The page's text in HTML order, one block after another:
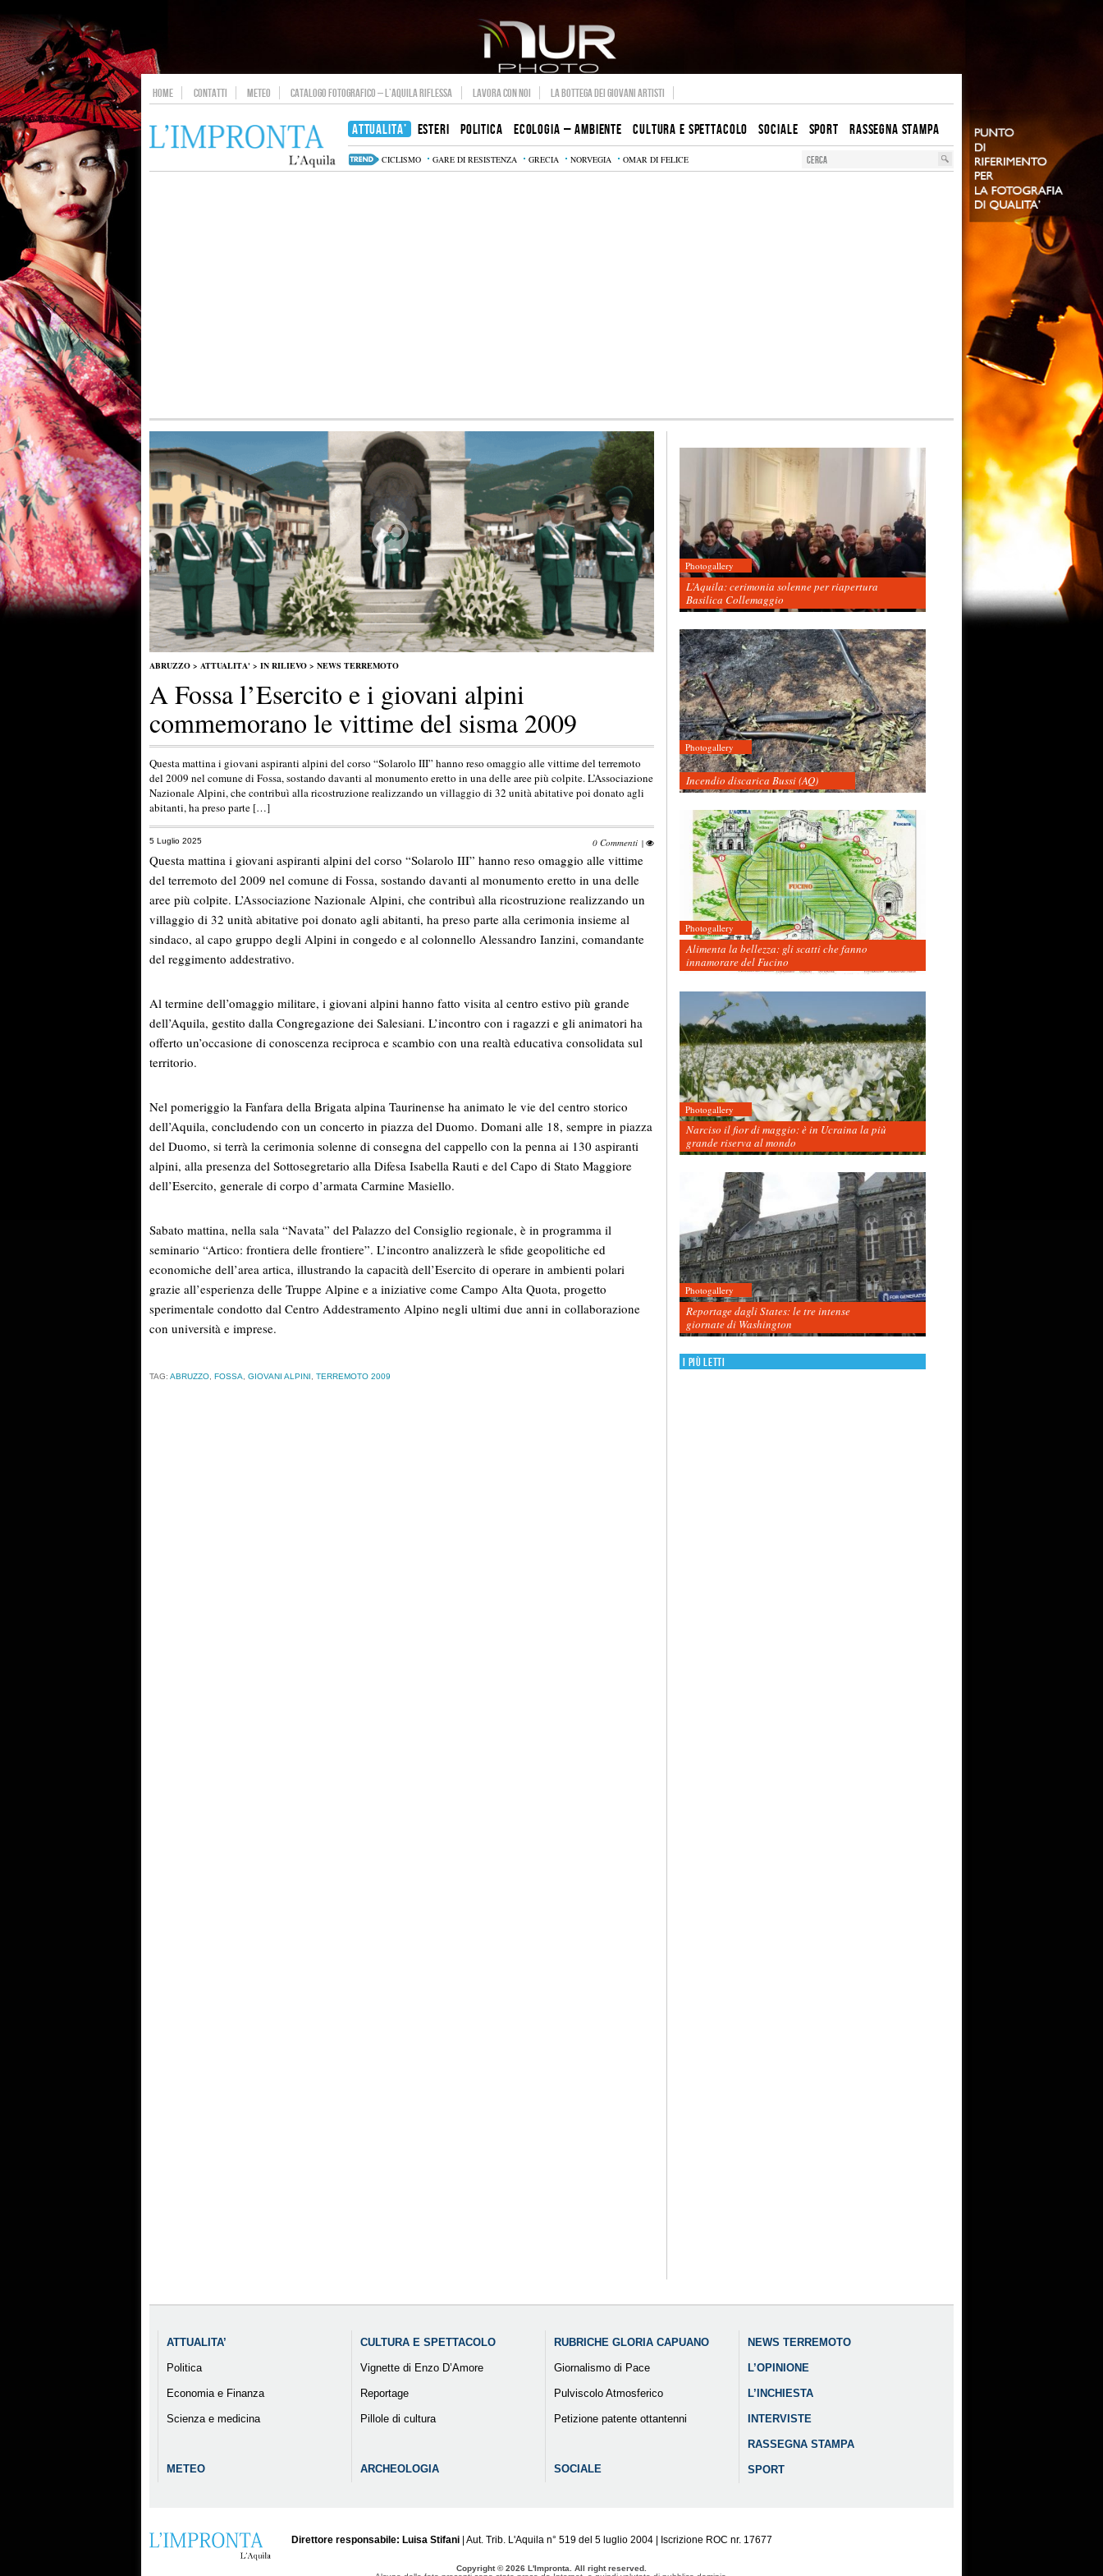
HOME CONTATTI METEO CATALOGO FOTOGRAFICO – L’AQUILA RIFLESSA LAVORA CON NOI LA BOTTEGA DEI GIOVANI ARTISTI
ATTUALITA’ ESTERI POLITICA ECOLOGIA – AMBIENTE CULTURA E SPETTACOLO SOCIALE SPORT RASSEGNA STAMPA
CICLISMO GARE DI RESISTENZA GRECIA NORVEGIA OMAR DI FELICE
ABRUZZO > ATTUALITA' > IN RILIEVO > NEWS TERREMOTO
A Fossa l’Esercito e i giovani alpini
commemorano le vittime del sisma 2009
Questa mattina i giovani aspiranti alpini del corso “Solarolo III” hanno reso omaggio alle vittime del terremoto
del 2009 nel comune di Fossa, sostando davanti al monumento eretto in una delle aree più colpite. L’Associazione
Nazionale Alpini, che contribuì alla ricostruzione realizzando un villaggio di 32 unità abitative poi donato agli
abitanti, ha preso parte […]
5 Luglio 2025 0 Commenti |
Questa mattina i giovani aspiranti alpini del corso “Solarolo III” hanno reso omaggio alle vittime
del terremoto del 2009 nel comune di Fossa, sostando davanti al monumento eretto in una delle
aree più colpite. L’Associazione Nazionale Alpini, che contribuì alla ricostruzione realizzando un
villaggio di 32 unità abitative poi donato agli abitanti, ha preso parte alla cerimonia insieme al
sindaco, al capo gruppo degli Alpini in congedo e al colonnello Alessandro Ianzini, comandante
del reggimento addestrativo.
Al termine dell’omaggio militare, i giovani alpini hanno fatto visita al centro estivo più grande
dell’Aquila, gestito dalla Congregazione dei Salesiani. L’incontro con i ragazzi e gli animatori ha
offerto un’occasione di conoscenza reciproca e scambio con una realtà educativa consolidata sul
territorio.
Nel pomeriggio la Fanfara della Brigata alpina Taurinense ha animato le vie del centro storico
dell’Aquila, concludendo con un concerto in piazza del Duomo. Domani alle 18, sempre in piazza
del Duomo, si terrà la cerimonia solenne di consegna del cappello con la penna ai 130 aspiranti
alpini, alla presenza del Sottosegretario alla Difesa Isabella Rauti e del Capo di Stato Maggiore
dell’Esercito, generale di corpo d’armata Carmine Masiello.
Sabato mattina, nella sala “Navata” del Palazzo del Consiglio regionale, è in programma il
seminario “Artico: frontiera delle frontiere”. L’incontro analizzerà le sfide geopolitiche ed
economiche dell’area artica, illustrando la capacità dell’Esercito di operare in ambienti polari
grazie all’esperienza delle Truppe Alpine e a iniziative come Campo Alta Quota, progetto
sperimentale condotto dal Centro Addestramento Alpino negli ultimi due anni in collaborazione
con università e imprese.
TAG: ABRUZZO, FOSSA, GIOVANI ALPINI, TERREMOTO 2009
Photogallery
L’Aquila: cerimonia solenne per riapertura
Basilica Collemaggio
Photogallery
Incendio discarica Bussi (AQ)
Photogallery
Alimenta la bellezza: gli scatti che fanno
innamorare del Fucino
Photogallery
Narciso il fior di maggio: è in Ucraina la più
grande riserva al mondo
Photogallery
Reportage dagli States: le tre intense
giornate di Washington
I più letti
ATTUALITA’
Politica
Economia e Finanza
Scienza e medicina
METEO
CULTURA E SPETTACOLO
Vignette di Enzo D’Amore
Reportage
Pillole di cultura
ARCHEOLOGIA
RUBRICHE GLORIA CAPUANO
Giornalismo di Pace
Pulviscolo Atmosferico
Petizione patente ottantenni
SOCIALE
NEWS TERREMOTO
L’OPINIONE
L’INCHIESTA
INTERVISTE
RASSEGNA STAMPA
SPORT
Direttore responsabile: Luisa Stifani | Aut. Trib. L'Aquila n° 519 del 5 luglio 2004 | Iscrizione ROC nr. 17677
Copyright © 2026 L'Impronta. All right reserved.